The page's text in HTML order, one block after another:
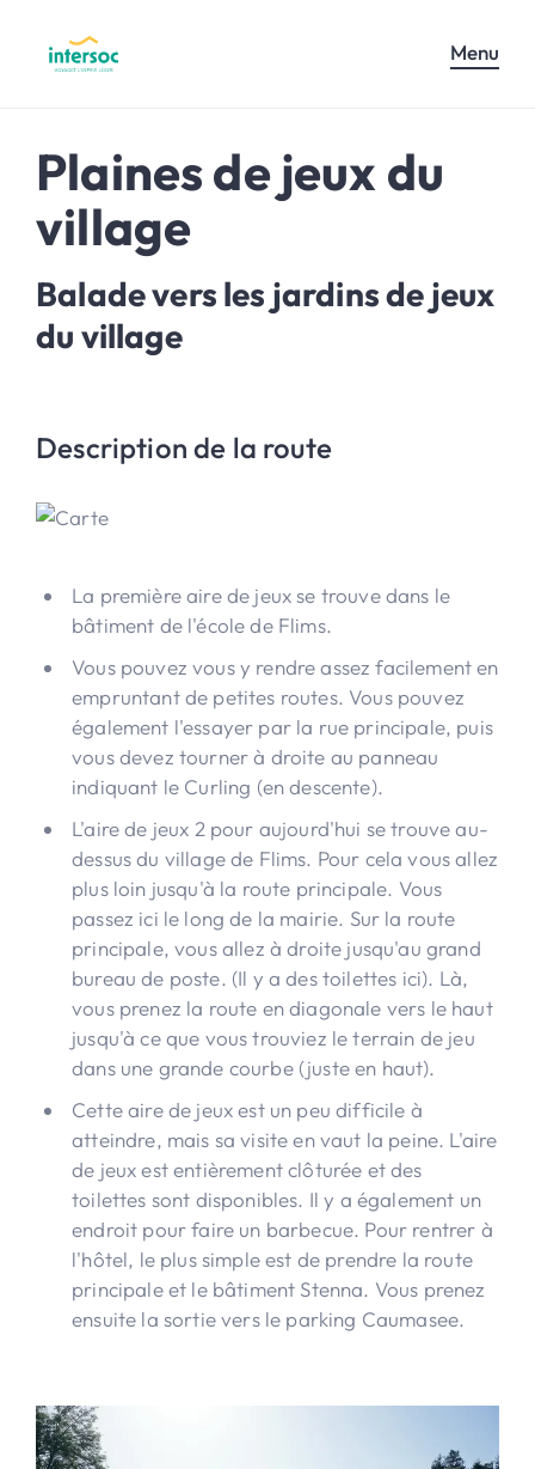
Menu
Plaines de jeux du
village
Balade vers les jardins de jeux
du village
Description de la route
La première aire de jeux se trouve dans le
bâtiment de l'école de Flims.
Vous pouvez vous y rendre assez facilement en
empruntant de petites routes. Vous pouvez
également l'essayer par la rue principale, puis
vous devez tourner à droite au panneau
indiquant le Curling (en descente).
L'aire de jeux 2 pour aujourd'hui se trouve au-
dessus du village de Flims. Pour cela vous allez
plus loin jusqu'à la route principale. Vous
passez ici le long de la mairie. Sur la route
principale, vous allez à droite jusqu'au grand
bureau de poste. (Il y a des toilettes ici). Là,
vous prenez la route en diagonale vers le haut
jusqu'à ce que vous trouviez le terrain de jeu
dans une grande courbe (juste en haut).
Cette aire de jeux est un peu difficile à
atteindre, mais sa visite en vaut la peine. L'aire
de jeux est entièrement clôturée et des
toilettes sont disponibles. Il y a également un
endroit pour faire un barbecue. Pour rentrer à
l'hôtel, le plus simple est de prendre la route
principale et le bâtiment Stenna. Vous prenez
ensuite la sortie vers le parking Caumasee.